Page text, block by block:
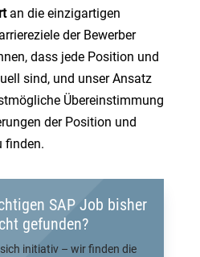
an die einzigartigen
der Bewerber
dass jede Position und
sind, und unser Ansatz
Übereinstimmung
der Position und
finden.
SAP Job bisher
gefunden?
initiativ – wir finden die